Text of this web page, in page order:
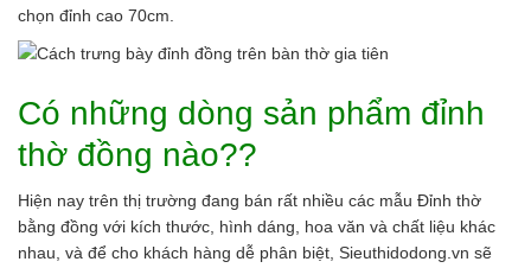
chọn đỉnh cao 70cm.
Có những dòng sản phẩm đỉnh
thờ đồng nào??
Hiện nay trên thị trường đang bán rất nhiều các mẫu Đỉnh thờ
bằng đồng với kích thước, hình dáng, hoa văn và chất liệu khác
nhau, và để cho khách hàng dễ phân biệt, Sieuthidodong.vn sẽ